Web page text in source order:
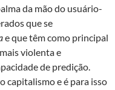
da mão do usuário-
que se
e que têm como principal
violenta e
de predição.
capitalismo e é para isso